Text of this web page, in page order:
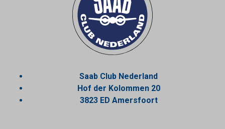
Saab Club Nederland
Hof der Kolommen 20
3823 ED Amersfoort